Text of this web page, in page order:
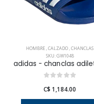
HOMBRE,CALZADO,CHANCLAS
SKU: GW1048
C$ 1,184.00